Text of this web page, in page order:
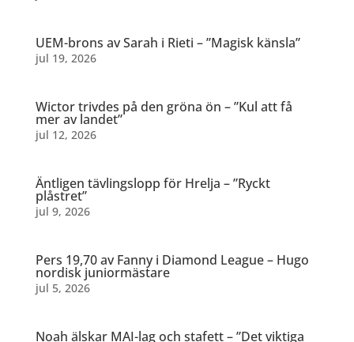
UEM-brons av Sarah i Rieti – ”Magisk känsla”
jul 19, 2026
Wictor trivdes på den gröna ön – ”Kul att få
mer av landet”
jul 12, 2026
Äntligen tävlingslopp för Hrelja – ”Ryckt
plåstret”
jul 9, 2026
Pers 19,70 av Fanny i Diamond League – Hugo
nordisk juniormästare
jul 5, 2026
Noah älskar MAI-lag och stafett – ”Det viktiga